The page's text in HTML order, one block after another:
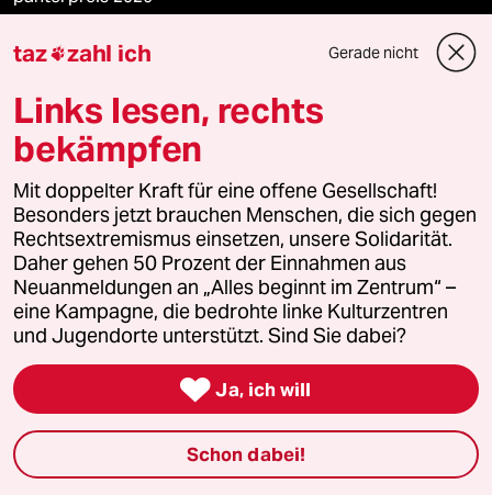
Podcast
bundestalk
fernverbindung
klima update°
Mauerecho
Freie Rede
reingehen
taz zahl ich Gerade nicht
Links lesen, rechts
bekämpfen
Mit doppelter Kraft für eine offene Gesellschaft!
Besonders jetzt brauchen Menschen, die sich gegen
Rechtsextremismus einsetzen, unsere Solidarität.
Daher gehen 50 Prozent der Einnahmen aus
Neuanmeldungen an „Alles beginnt im Zentrum“ –
eine Kampagne, die bedrohte linke Kulturzentren
und Jugendorte unterstützt. Sind Sie dabei?
 Ja, ich will
Schon dabei!